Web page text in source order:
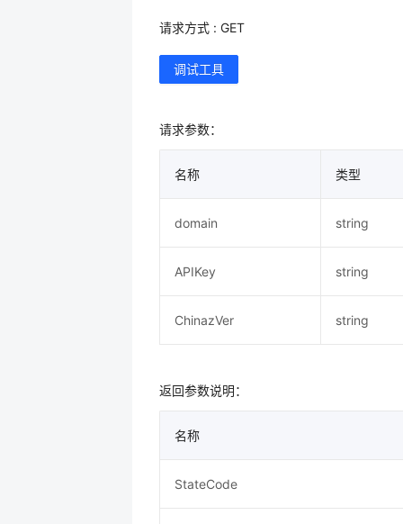
请求方式 : GET
调试工具
请求参数：
名称 类型
domain string
APIKey string
ChinazVer string
返回参数说明：
名称
StateCode